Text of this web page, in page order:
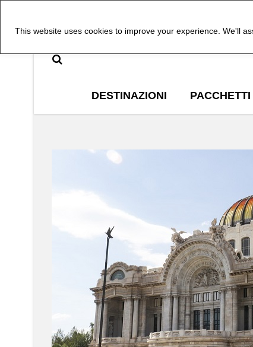
This website uses cookies to improve your experience. We'll
DESTINAZIONI PACCHETTI